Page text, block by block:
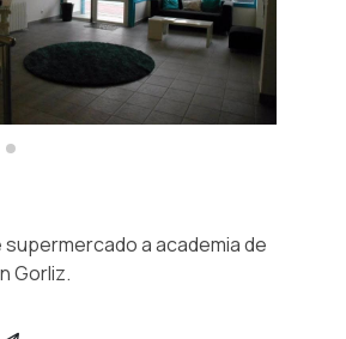
a academia de
Gorliz.